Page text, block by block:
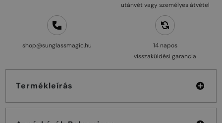
utánvét vagy személyes átvétel
shop@sunglassmagic.hu
14 napos
visszaküldési garancia
Termékleírás